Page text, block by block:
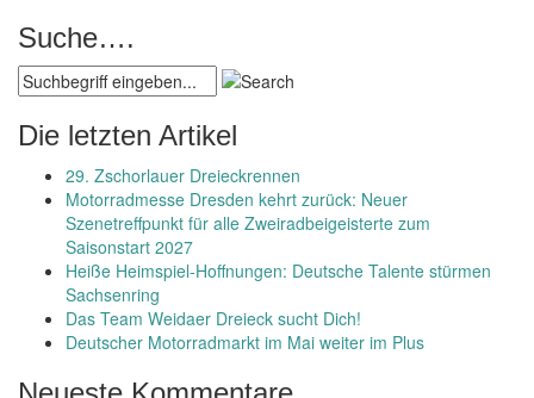
Suche….
Die letzten Artikel
29. Zschorlauer Dreieckrennen
Motorradmesse Dresden kehrt zurück: Neuer
Szenetreffpunkt für alle Zweiradbeigeisterte zum
Saisonstart 2027
Heiße Heimspiel-Hoffnungen: Deutsche Talente stürmen
Sachsenring
Das Team Weidaer Dreieck sucht Dich!
Deutscher Motorradmarkt im Mai weiter im Plus